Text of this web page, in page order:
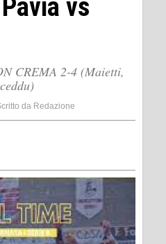
vs
CREMA 2-4 (Maietti,
da Redazione